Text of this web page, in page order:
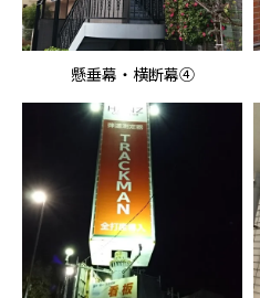
懸垂幕・横断幕④